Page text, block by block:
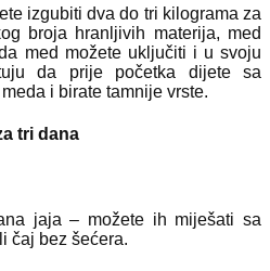
izgubiti dva do tri kilograma za
broja hranljivih materija, med
med možete uključiti i u svoju
da prije početka dijete sa
i birate tamnije vrste.
tri dana
jaja – možete ih miješati sa
čaj bez šećera.